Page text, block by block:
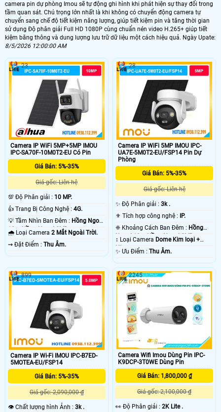
camera pin dự phòng Imou sẽ tự động ghi hình khi phát hiện sự thay đổi trong
tầm quan sát. Chú trọng lớn nhất là khi không có chuyển động camera tự
chuyển sang chế độ tiết kiệm năng lượng, giúp tiết kiệm pin và tăng thời gian
sử dụng Độ phân giải Full HD 1080P cùng chuẩn nén video H.265+ giúp tiết
kiệm băng thông và dung lượng lưu trữ dữ liệu một cách hiệu quả. Ngày Upate:
8/5/2026 12:00:00 AM
Camera IP WiFi 5MP+5MP IMOU
IPC-SA70F-10M0T2-EU Có Pin
Giá Bán: 5%-35%
Giá gốc: Liên hệ
💯 Độ Phân giải : 10 MP.
👍 Trang Bị Công Nghệ : 4G.
💡 Tầm Nhìn Ban Đêm : Hồng Ngoại
10m Hồng Ngoại SMD.
🌧️ Loại Camera 2 Mắt Ngoài Trời.
️⇝ Đặt Điểm : Thu Âm.
23
Camera IP WiFi 5MP IMOU IPC-
UA7E-5M0T2-EU/FSP14 Pin Dự
Phòng
Giá Bán: 5%-35%
Giá gốc: Liên hệ
✨ Độ Phân giải :3k .
⚜️ Tích hợp công nghệ :
IP.
❈ Khoảng Cách Ban Đêm : Hồng
Ngoại 10m Hồng Ngoại SMD.
↕️ Loại Camera Dome Kim loại +
Nhựa.
️✨ Ưu Điểm :Thu Âm.
28
Camera IP Wi-Fi IMOU IPC-B7ED-
5MOTEA-EU/FSP14
Giá Bán: 5%-35%
Giá gốc: 2,090,000 ₫
👁 Chất lượng hình Ảnh : 3k .
899
Camera Wifi Imou Dùng Pin IPC-
K9DCP-3T0WE Dùng Pin
Giá Bán: 1,800,000 ₫
Giá gốc: 2,100,000 ₫
️👀 Độ Phân giải :2K Lite .
2245